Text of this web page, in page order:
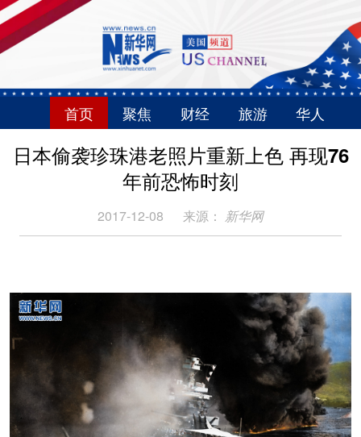
首页 聚焦 财经 旅游 华人
日本偷袭珍珠港老照片重新上色 再现76
年前恐怖时刻
2017-12-08 来源： 新华网